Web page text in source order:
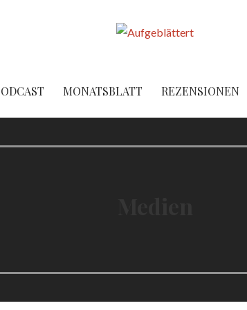
MONATSBLATT REZENSIONEN